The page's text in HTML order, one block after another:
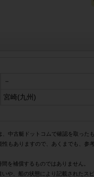
宮崎(九州)
中古艇ドットコムで確認を取った
もありますので、あくまでも、参
を補償するものではありません。
や、船の状態により記載されたス